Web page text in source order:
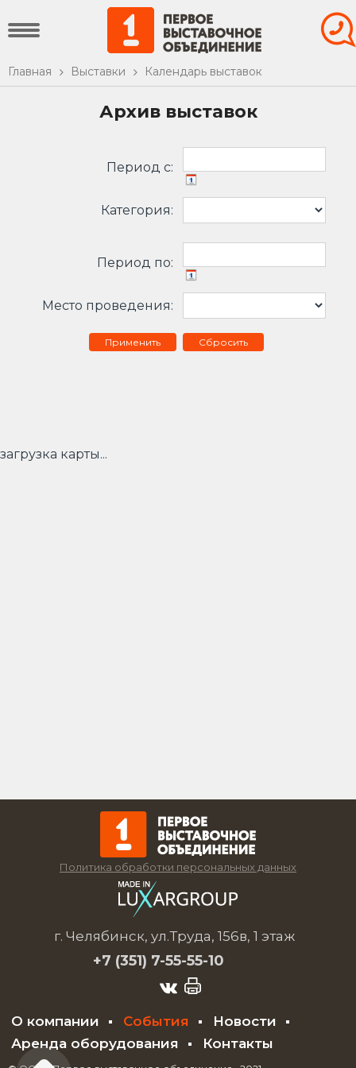
Главная Выставки Календарь выставок
Архив выставок
Период c:
Категория:
Период по:
Место проведения:
Сбросить
загрузка карты...
Политика обработки персональных данных
г. Челябинск, ул.Труда, 156в, 1 этаж
+7 (351) 7-55-55-10
О компании События
Новости
Аренда оборудования
Контакты